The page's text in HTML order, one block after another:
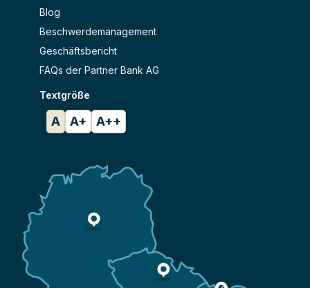
Blog
Beschwerdemanagement
Geschäftsbericht
FAQs der Partner Bank AG
Textgröße
A A+ A++